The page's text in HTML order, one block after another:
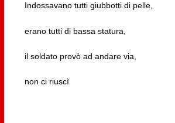
Indossavano tutti giubbotti di pelle,
erano tutti di bassa statura,
il soldato provò ad andare via,
non ci riuscì